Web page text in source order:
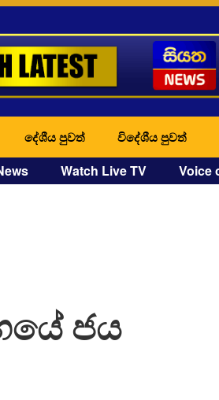
දේශීය පුවත් විදේශීය පුවත්
Watch Live TV Voice
ජය